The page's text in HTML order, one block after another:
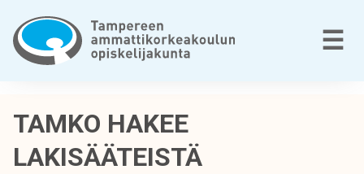
sisältöön
a
m
p
☰
TAMKO HAKEE
LAKISÄÄTEISTÄ